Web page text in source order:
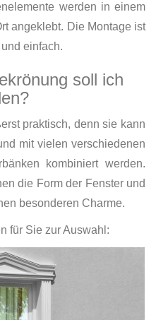
werden in einem
angeklebt. Die Montage ist
einfach.
soll ich
praktisch, denn sie kann
mit vielen verschiedenen
kombiniert werden.
die Form der Fenster und
besonderen Charme.
für Sie zur Auswahl: